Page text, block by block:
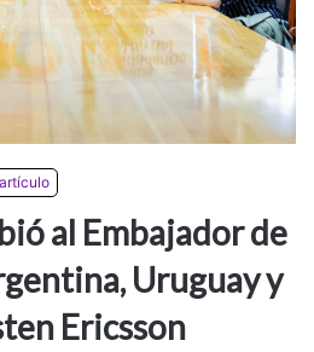
al Embajador de
Uruguay y
Ericsson